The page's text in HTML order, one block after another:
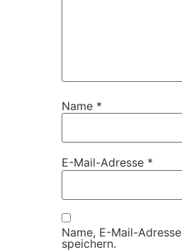
Name *
E-Mail-Adresse *
Name, E-Mail-
speichern.